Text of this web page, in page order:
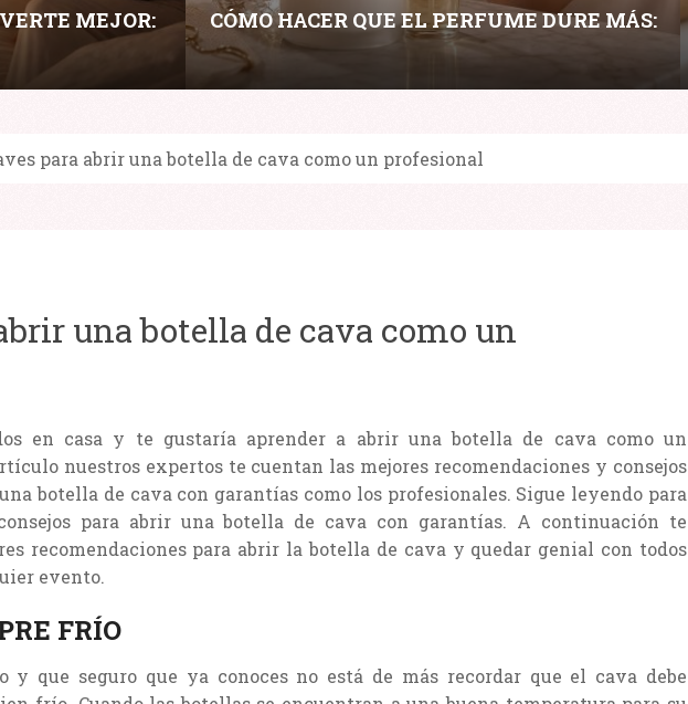
MEJOR:
PIEL,
CÓMO HACER QUE EL PERFUME DURE MÁS:
LAYERING, HIDRATACIÓN Y PUNTOS DE
para abrir una botella de cava como un profesional
una botella de cava como un
en casa y te gustaría aprender a abrir una botella de cava como un
nuestros expertos te cuentan las mejores recomendaciones y consejos
botella de cava con garantías como los profesionales. Sigue leyendo para
para abrir una botella de cava con garantías. A continuación te
recomendaciones para abrir la botella de cava y quedar genial con todos
evento.
FRÍO
y que seguro que ya conoces no está de más recordar que el cava debe